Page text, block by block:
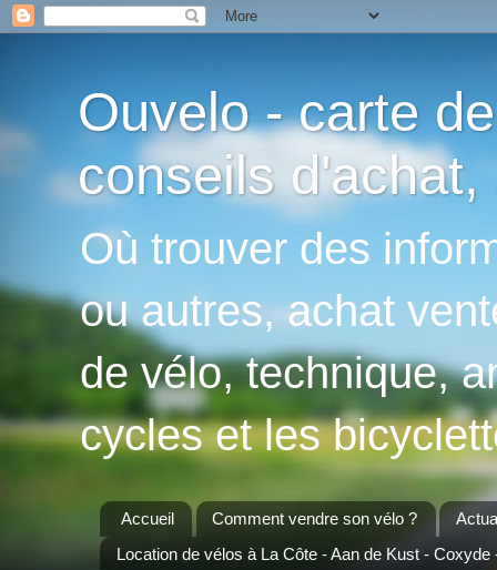
Ouvelo - carte
conseils
Où trouver des
ou autres, achat
de vélo, technique,
cycles et les
Accueil Comment vendre son vélo ?
Location de vélos à La Côte - Aan de Kust - Coxyde